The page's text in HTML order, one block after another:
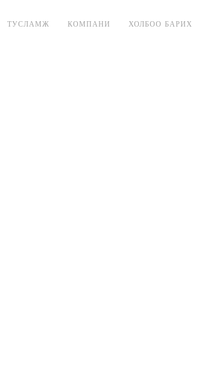
ТУСЛАМЖ КОМПАНИ ХОЛБОО БАРИХ